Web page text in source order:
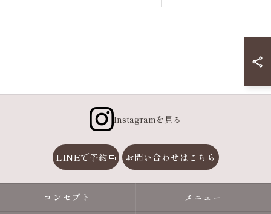
Instagramを見る
LINEで予約 お問い合わせはこちら
コンセプト メニュー